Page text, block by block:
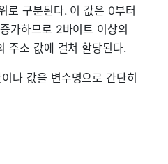
로 구분된다. 이 값은 0부터
가하므로 2바이트 이상의
주소 값에 걸쳐 할당된다.
나 값을 변수명으로 간단히